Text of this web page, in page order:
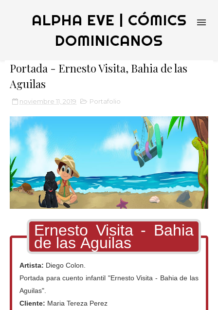
ALPHA EVE | CÓMICS
DOMINICANOS
Portada - Ernesto Visita, Bahia de las
Aguilas
noviembre 11, 2019 Portafolio
Ernesto Visita - Bahia
de las Aguilas
Artista: Diego Colon.
Portada para cuento infantil "Ernesto Visita - Bahia de las
Aguilas".
Cliente: Maria Tereza Perez